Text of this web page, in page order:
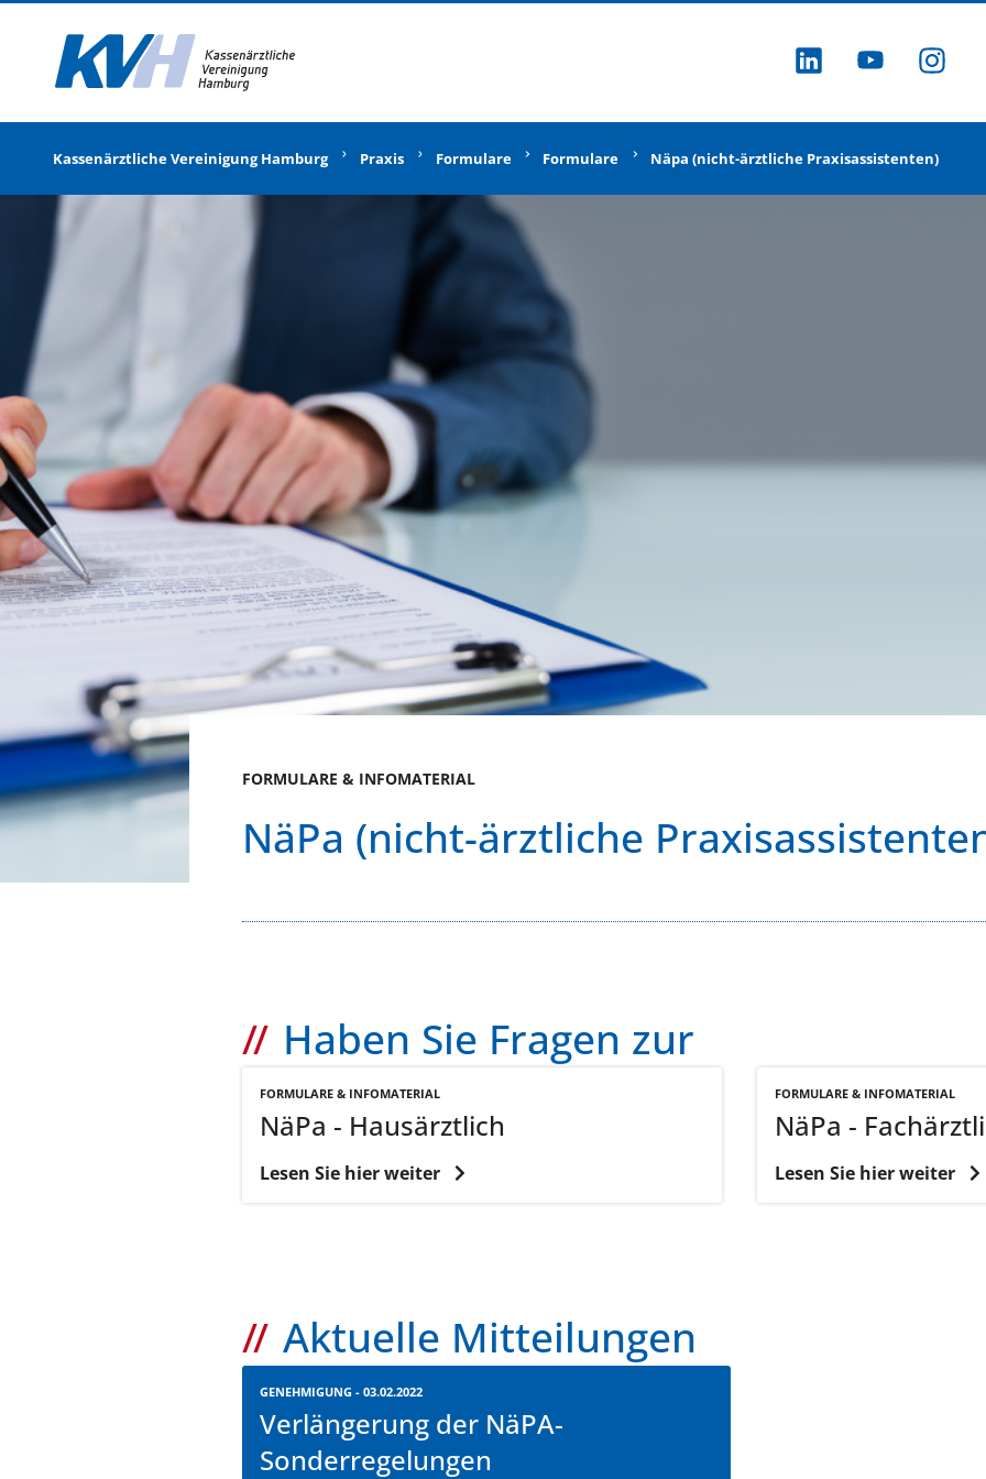
ZU ZU
Kassenärztliche Vereinigung Hamburg Praxis Formulare Formulare Näpa (nicht-ärztliche Praxisassistenten)
FORMULARE & INFOMATERIAL
NäPa (nicht-ärztliche
Haben Sie Fragen zur
FORMULARE & INFOMATERIAL
NäPa - Hausärztlich
Lesen Sie hier weiter
FORMULARE & INFOMATERIAL
NäPa -
Lesen Sie hier weiter
Aktuelle Mitteilungen
GENEHMIGUNG - 03.02.2022
Verlängerung der NäPA-
Sonderregelungen